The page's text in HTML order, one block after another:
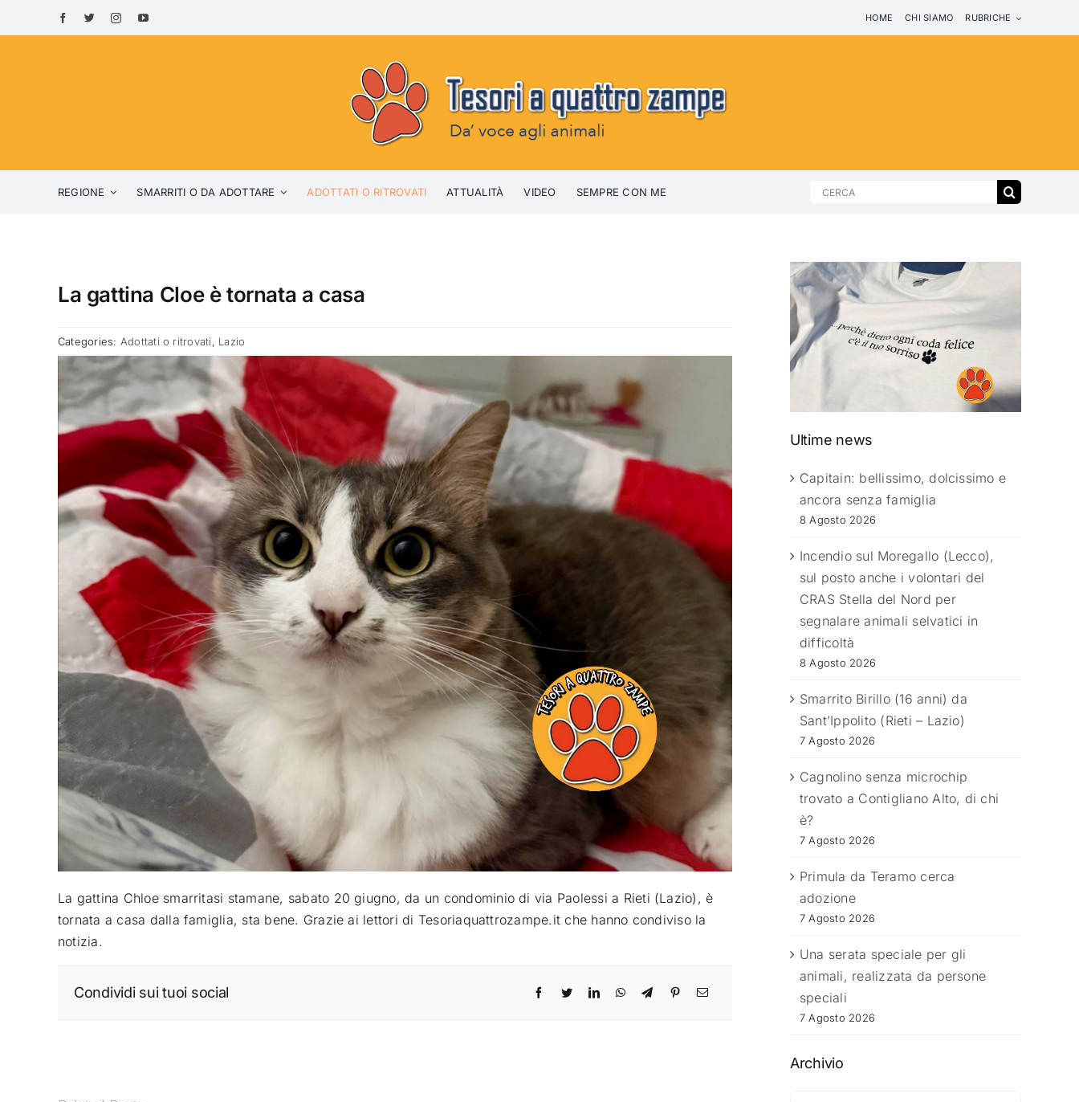
to
HOME CHI SIAMO RUBRICHE
REGIONE SMARRITI O DA ADOTTARE ADOTTATI O RITROVATI ATTUALITÀ VIDEO SEMPRE CON ME
Search
La gattina Cloe è tornata a casa
Categories: Adottati o ritrovati, Lazio
La gattina Chloe smarritasi stamane, sabato 20 giugno, da un condominio di via Paolessi a Rieti (Lazio), è
tornata a casa dalla famiglia, sta bene. Grazie ai lettori di Tesoriaquattrozampe.it che hanno condiviso la
notizia.
Condividi sui tuoi social
Ultime news
Capitain: bellissimo, dolcissimo e
ancora senza famiglia
8 Agosto 2026
Incendio sul Moregallo (Lecco),
sul posto anche i volontari del
CRAS Stella del Nord per
segnalare animali selvatici in
difficoltà
8 Agosto 2026
Smarrito Birillo (16 anni) da
Sant’Ippolito (Rieti – Lazio)
7 Agosto 2026
Cagnolino senza microchip
trovato a Contigliano Alto, di chi
è?
7 Agosto 2026
Primula da Teramo cerca
adozione
7 Agosto 2026
Una serata speciale per gli
animali, realizzata da persone
speciali
7 Agosto 2026
Archivio